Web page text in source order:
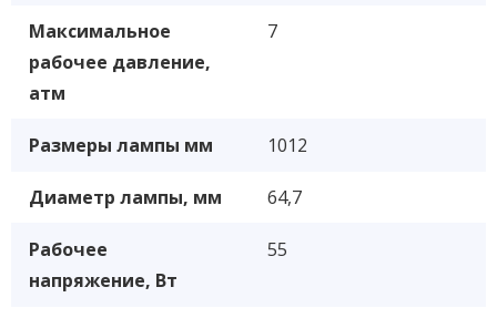
Максимальное
рабочее давление,
атм
7
Размеры лампы мм 1012
Диаметр лампы, мм 64,7
Рабочее
напряжение, Вт
55